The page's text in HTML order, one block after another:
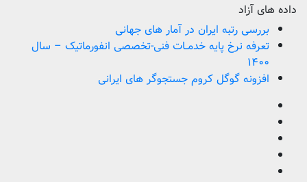
داده های آزاد
بررسی رتبه ایران در آمار های جهانی
تعرفه نرخ پایه خدمــات فنی-تخصصی انفورماتیک – سال
۱۴۰۰
افزونه گوگل کروم جستجوگر های ایرانی